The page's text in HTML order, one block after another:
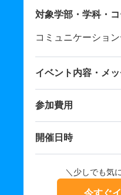
対象学部・学科・
コミュニケーショ
イベント内容・メ
参加費用
開催日時
＼少しでも気
今すぐ